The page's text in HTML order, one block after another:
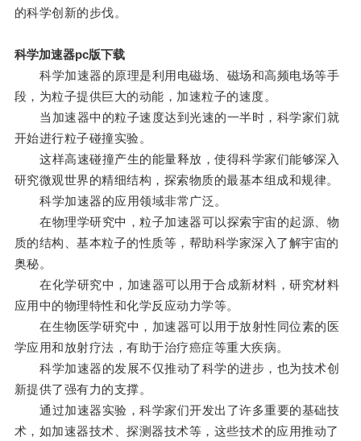
的科学创新的步伐。
科学加速器pc版下载
科学加速器的原理是利用电磁场、磁场和高频电场等手
段，为粒子提供巨大的动能，加速粒子的速度。
当加速器中的粒子速度达到光速的一半时，科学家们就
开始进行粒子碰撞实验。
这样高速碰撞产生的能量释放，使得科学家们能够深入
研究微观世界的精细结构，探索物质的最基本组成和规律。
科学加速器的应用领域非常广泛。
在物理学研究中，粒子加速器可以探索宇宙的起源、物
质的结构、基本粒子的性质等，帮助科学家深入了解宇宙的
奥秘。
在化学研究中，加速器可以用于合成新材料，研究材料
应用中的物理特性和化学反应动力学等。
在生物医学研究中，加速器可以用于放射性同位素的医
学应用和放射疗法，有助于治疗癌症等重大疾病。
科学加速器的发展不仅推动了科学的进步，也为技术创
新提供了强有力的支撑。
通过加速器实验，科学家们开发出了许多重要的基础技
术，如加速器技术、探测器技术等，这些技术的应用推动了